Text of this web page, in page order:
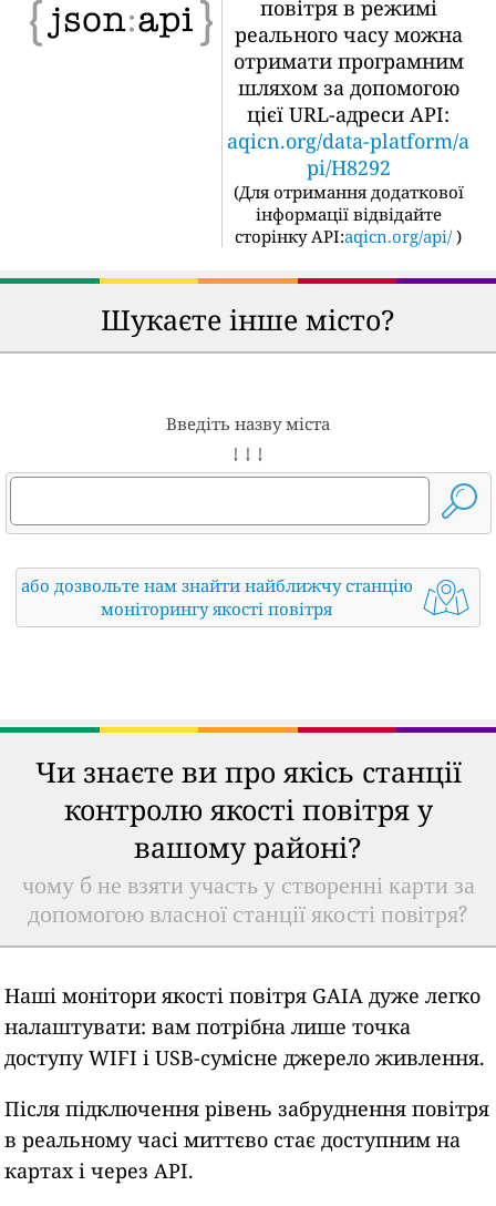
повітря в режимі
реального часу можна
отримати програмним
шляхом за допомогою
цієї URL-адреси API:
aqicn.org/data-platform/a
pi/H8292
(Для отримання додаткової
інформації відвідайте
сторінку API:aqicn.org/api/ )
Шукаєте інше місто?
Введіть назву міста
↓ ↓ ↓
або дозвольте нам знайти найближчу станцію
моніторингу якості повітря
Чи знаєте ви про якісь станції
контролю якості повітря у
вашому районі?
чому б не взяти участь у створенні карти за
допомогою власної станції якості повітря?
Наші монітори якості повітря GAIA дуже легко
налаштувати: вам потрібна лише точка
доступу WIFI і USB-сумісне джерело живлення.
Після підключення рівень забруднення повітря
в реальному часі миттєво стає доступним на
картах і через API.